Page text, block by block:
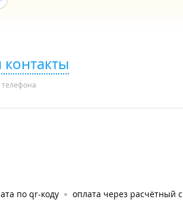
контакты
телефона
по qr-коду оплата через расчётный